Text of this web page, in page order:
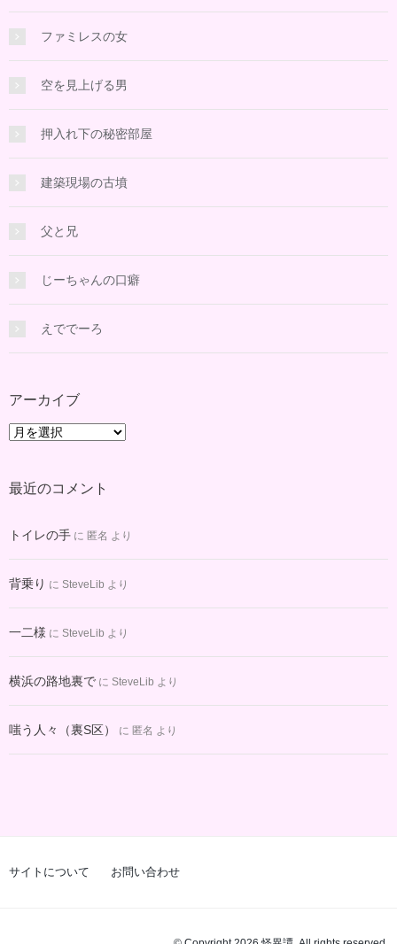
ファミレスの女
空を見上げる男
押入れ下の秘密部屋
建築現場の古墳
父と兄
じーちゃんの口癖
えででーろ
アーカイブ
ア
イ
最近のコメント
トイレの手 に 匿名 より
背乗り に SteveLib より
一二様 に SteveLib より
横浜の路地裏で に SteveLib より
嗤う人々（裏S区） に 匿名 より
サイトについて お問い合わせ